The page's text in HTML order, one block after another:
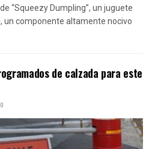
“Squeezy Dumpling”, un juguete
un componente altamente nocivo
de calzada para este
0